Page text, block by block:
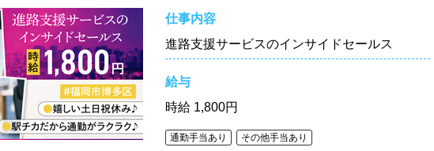
仕事内容
進路⽀援サービスのインサイドセールス
給与
時給 1,800円
通勤手当あり その他手当あり